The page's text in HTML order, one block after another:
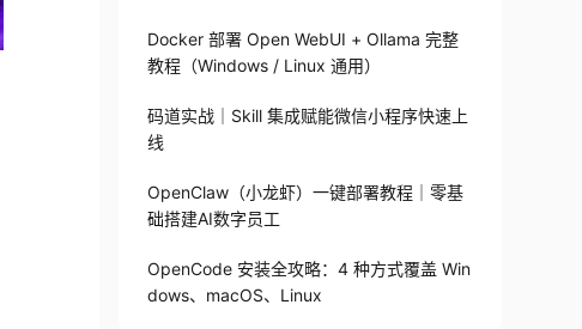
Docker 部署 Open WebUI + Ollama 完整
教程（Windows / Linux 通用）
码道实战｜Skill 集成赋能微信小程序快速上
线
OpenClaw（小龙虾）一键部署教程｜零基
础搭建AI数字员工
OpenCode 安装全攻略：4 种方式覆盖 Win
dows、macOS、Linux